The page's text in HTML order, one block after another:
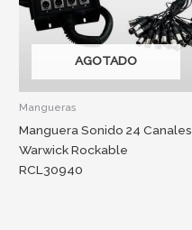
AGOTADO
Mangueras
Manguera Sonido 24 Canales
Warwick Rockable
RCL30940